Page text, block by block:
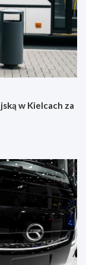
w Kielcach za